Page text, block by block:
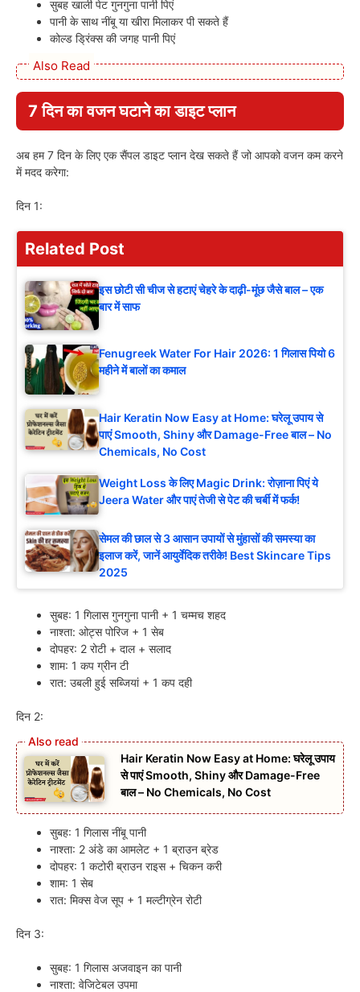
सुबह खाली पेट गुनगुना पानी पिएं
पानी के साथ नींबू या खीरा मिलाकर पी सकते हैं
कोल्ड ड्रिंक्स की जगह पानी पिएं
Also Read
7 दिन का वजन घटाने का डाइट प्लान
अब हम 7 दिन के लिए एक सैंपल डाइट प्लान देख सकते हैं जो आपको वजन कम करने
में मदद करेगा:
दिन 1:
Related Post
इस छोटी सी चीज से हटाएं चेहरे के दाढ़ी-मूंछ जैसे बाल – एक
बार में साफ
Fenugreek Water For Hair 2026: 1 गिलास पियो 6
महीने में बालों का कमाल
Hair Keratin Now Easy at Home: घरेलू उपाय से
पाएं Smooth, Shiny और Damage-Free बाल – No
Chemicals, No Cost
Weight Loss के लिए Magic Drink: रोज़ाना पिएं ये
Jeera Water और पाएं तेजी से पेट की चर्बी में फर्क!
सेमल की छाल से 3 आसान उपायों से मुंहासों की समस्या का
इलाज करें, जानें आयुर्वेदिक तरीके! Best Skincare Tips
2025
सुबह: 1 गिलास गुनगुना पानी + 1 चम्मच शहद
नाश्ता: ओट्स पोरिज + 1 सेब
दोपहर: 2 रोटी + दाल + सलाद
शाम: 1 कप ग्रीन टी
रात: उबली हुई सब्जियां + 1 कप दही
दिन 2:
Hair Keratin Now Easy at Home: घरेलू उपाय
से पाएं Smooth, Shiny और Damage-Free
बाल – No Chemicals, No Cost
सुबह: 1 गिलास नींबू पानी
नाश्ता: 2 अंडे का आमलेट + 1 ब्राउन ब्रेड
दोपहर: 1 कटोरी ब्राउन राइस + चिकन करी
शाम: 1 सेब
रात: मिक्स वेज सूप + 1 मल्टीग्रेन रोटी
दिन 3:
सुबह: 1 गिलास अजवाइन का पानी
नाश्ता: वेजिटेबल उपमा